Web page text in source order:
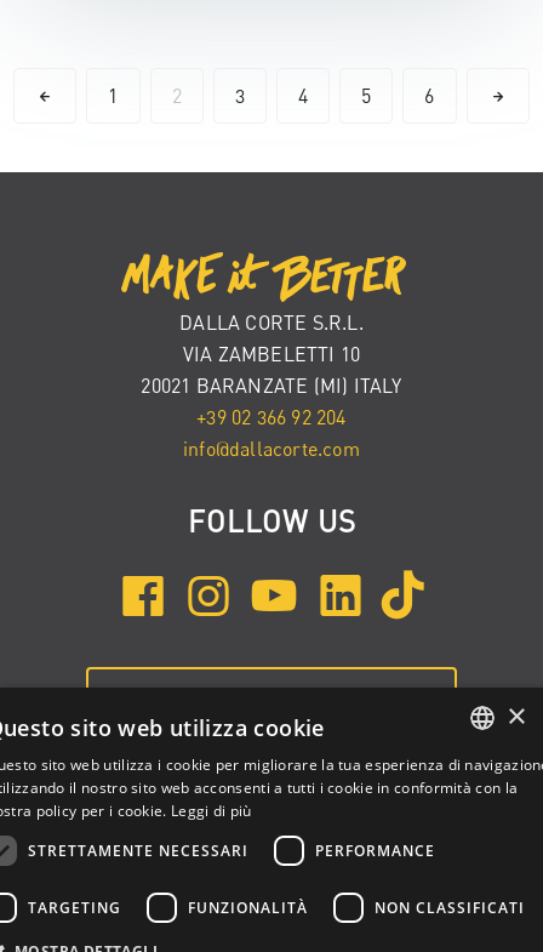
1 2 3 4 5 6
DALLA CORTE S.R.L.
VIA ZAMBELETTI 10
20021 BARANZATE (MI) ITALY
+39 02 366 92 204
info@dallacorte.com
FOLLOW US
ENGLISH
×
sito web utilizza cookie
sito web utilizza i cookie per migliorare la tua esperienza di
il nostro sito web acconsenti a tutti i cookie in conformità con la
policy per i cookie. Leggi di più
STRETTAMENTE NECESSARI
PERFORMANCE
TARGETING FUNZIONALITÀ NON CLASSIFICATI